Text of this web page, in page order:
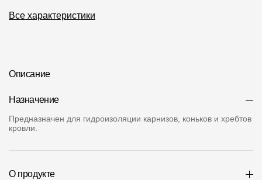
Компания
О компании
Контакты
Все характеристики
Описание
Назначение
Предназначен для гидроизоляции карнизов, коньков и хребтов
кровли.
О продукте